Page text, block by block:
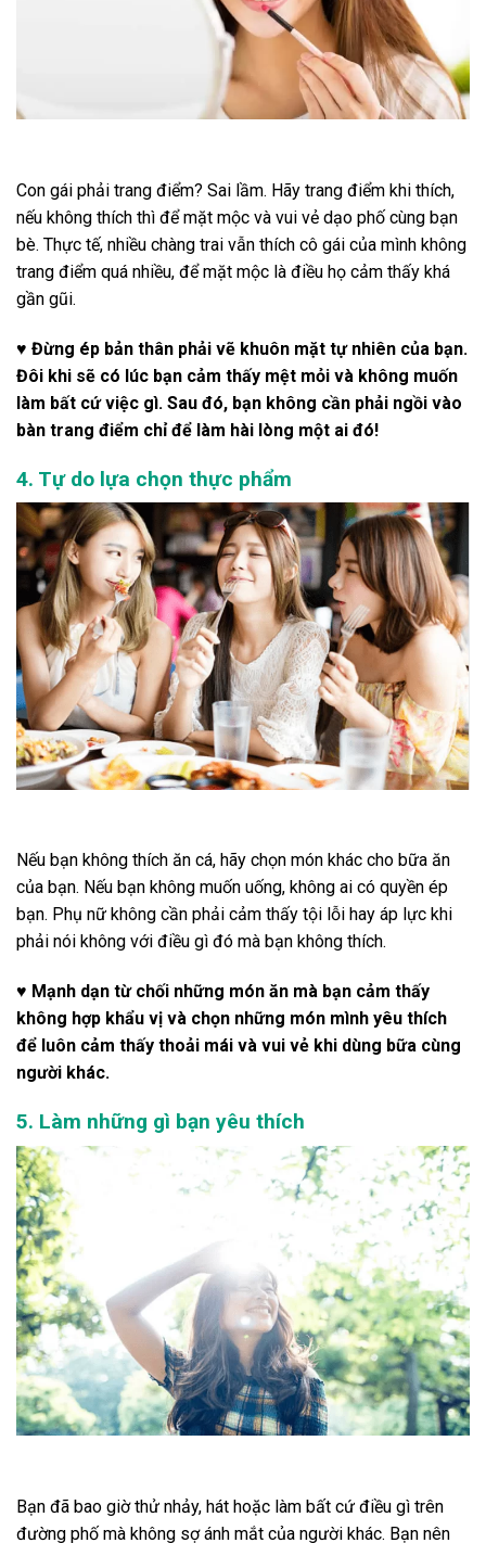
Con gái phải trang điểm? Sai lầm. Hãy trang điểm khi thích,
nếu không thích thì để mặt mộc và vui vẻ dạo phố cùng bạn
bè. Thực tế, nhiều chàng trai vẫn thích cô gái của mình không
trang điểm quá nhiều, để mặt mộc là điều họ cảm thấy khá
gần gũi.
♥ Đừng ép bản thân phải vẽ khuôn mặt tự nhiên của bạn.
Đôi khi sẽ có lúc bạn cảm thấy mệt mỏi và không muốn
làm bất cứ việc gì. Sau đó, bạn không cần phải ngồi vào
bàn trang điểm chỉ để làm hài lòng một ai đó!
4. Tự do lựa chọn thực phẩm
Nếu bạn không thích ăn cá, hãy chọn món khác cho bữa ăn
của bạn. Nếu bạn không muốn uống, không ai có quyền ép
bạn. Phụ nữ không cần phải cảm thấy tội lỗi hay áp lực khi
phải nói không với điều gì đó mà bạn không thích.
♥ Mạnh dạn từ chối những món ăn mà bạn cảm thấy
không hợp khẩu vị và chọn những món mình yêu thích
để luôn cảm thấy thoải mái và vui vẻ khi dùng bữa cùng
người khác.
5. Làm những gì bạn yêu thích
Bạn đã bao giờ thử nhảy, hát hoặc làm bất cứ điều gì trên
đường phố mà không sợ ánh mắt của người khác. Bạn nên